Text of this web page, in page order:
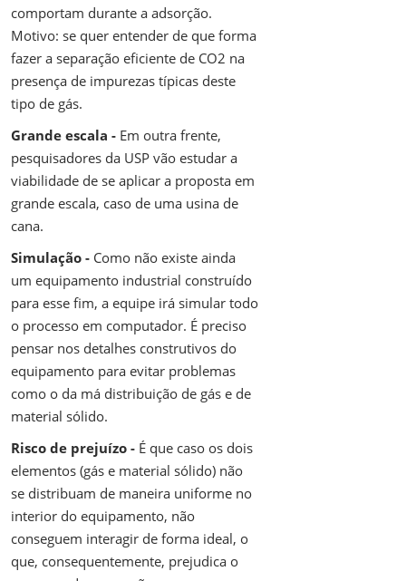
comportam durante a adsorção.
Motivo: se quer entender de que forma
fazer a separação eficiente de CO2 na
presença de impurezas típicas deste
tipo de gás.
Grande escala - Em outra frente,
pesquisadores da USP vão estudar a
viabilidade de se aplicar a proposta em
grande escala, caso de uma usina de
cana.
Simulação - Como não existe ainda
um equipamento industrial construído
para esse fim, a equipe irá simular todo
o processo em computador. É preciso
pensar nos detalhes construtivos do
equipamento para evitar problemas
como o da má distribuição de gás e de
material sólido.
Risco de prejuízo - É que caso os dois
elementos (gás e material sólido) não
se distribuam de maneira uniforme no
interior do equipamento, não
conseguem interagir de forma ideal, o
que, consequentemente, prejudica o